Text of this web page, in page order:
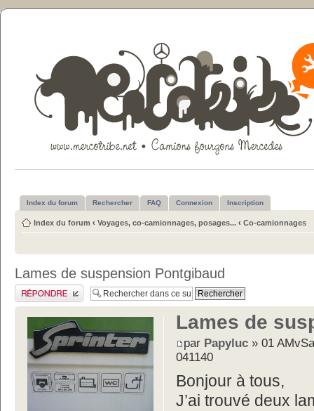
Index du forum Rechercher FAQ Connexion Inscription
Index du forum ‹ Voyages, co-camionnages, posages... ‹ Co-camionnages
Lames de suspension Pontgibaud
Publier une réponse
Lames de
par Papyluc » 01
041140
Bonjour à tous,
J’ai trouvé deux